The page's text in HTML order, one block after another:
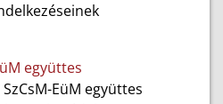
együttes
EüM együttes